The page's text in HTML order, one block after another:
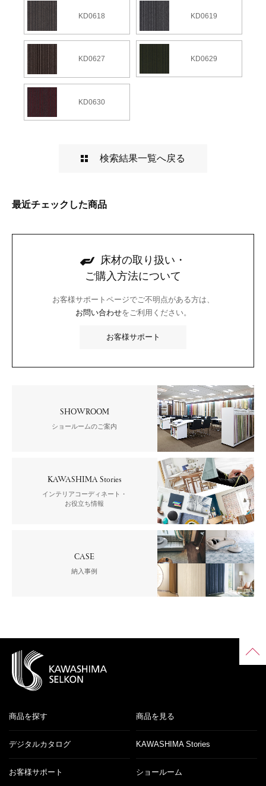
KD0618 KD0619
KD0627 KD0629
KD0630
検索結果一覧へ戻る
最近チェックした商品
床材の取り扱い・
ご購入方法について
お客様サポートページでご不明点がある方は、
お問い合わせをご利用ください。
お客様サポート
SHOWROOM
ショールームのご案内
KAWASHIMA Stories
インテリアコーディネート・
お役立ち情報
CASE
納入事例
商品を探す 商品を見る
デジタルカタログ KAWASHIMA Stories
お客様サポート ショールーム